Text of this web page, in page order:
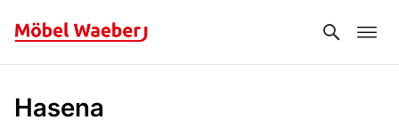
Hasena